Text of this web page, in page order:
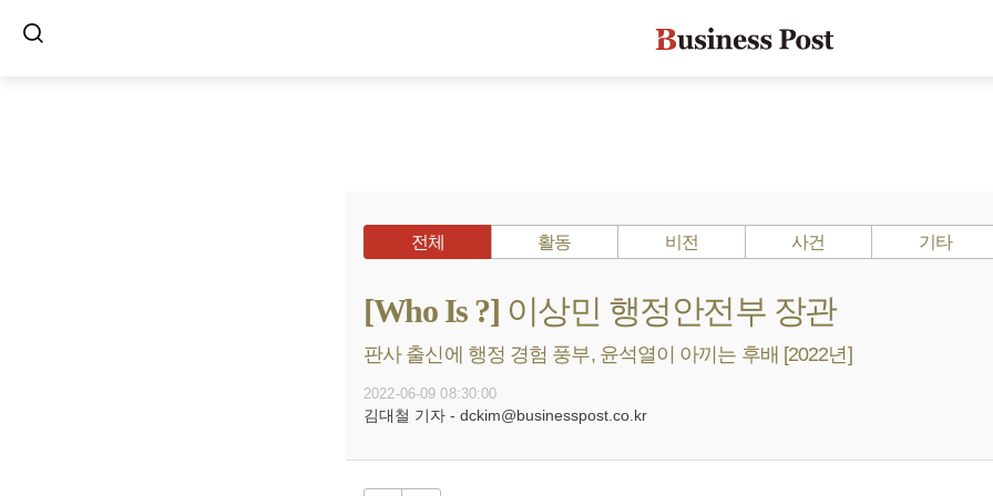
전체 활동 비전 사건 기타
[Who Is ?] 이상민 행정안전부 장관
판사 출신에 행정 경험 풍부, 윤석열이 아끼는 후배 [2022년]
2022-06-09 08:30:00
김대철 기자 - dckim@businesspost.co.kr